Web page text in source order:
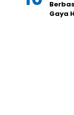
Gaya